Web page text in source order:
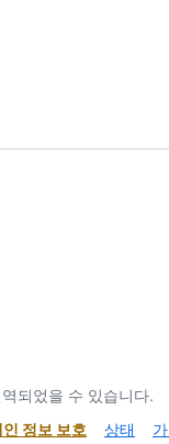
되었을 수 있습니다.
정보 보호 상태